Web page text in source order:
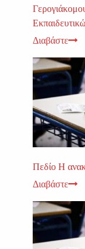
Διαβάστε
Πεδίο Η
Διαβάστε